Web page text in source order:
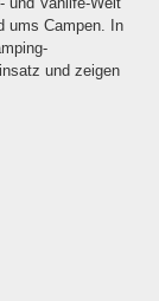
ums Campen. In
und zeigen